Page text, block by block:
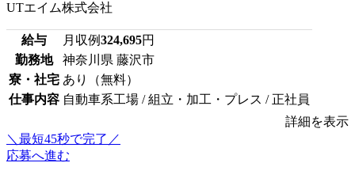
UTエイム株式会社
給与 月収例324,695円
勤務地
神奈川県 藤沢市
寮・社宅 あり（無料）
仕事内容 自動車系工場 / 組立・加工・プレス / 正社員
詳細を表示
＼最短45秒で完了／
応募へ進む